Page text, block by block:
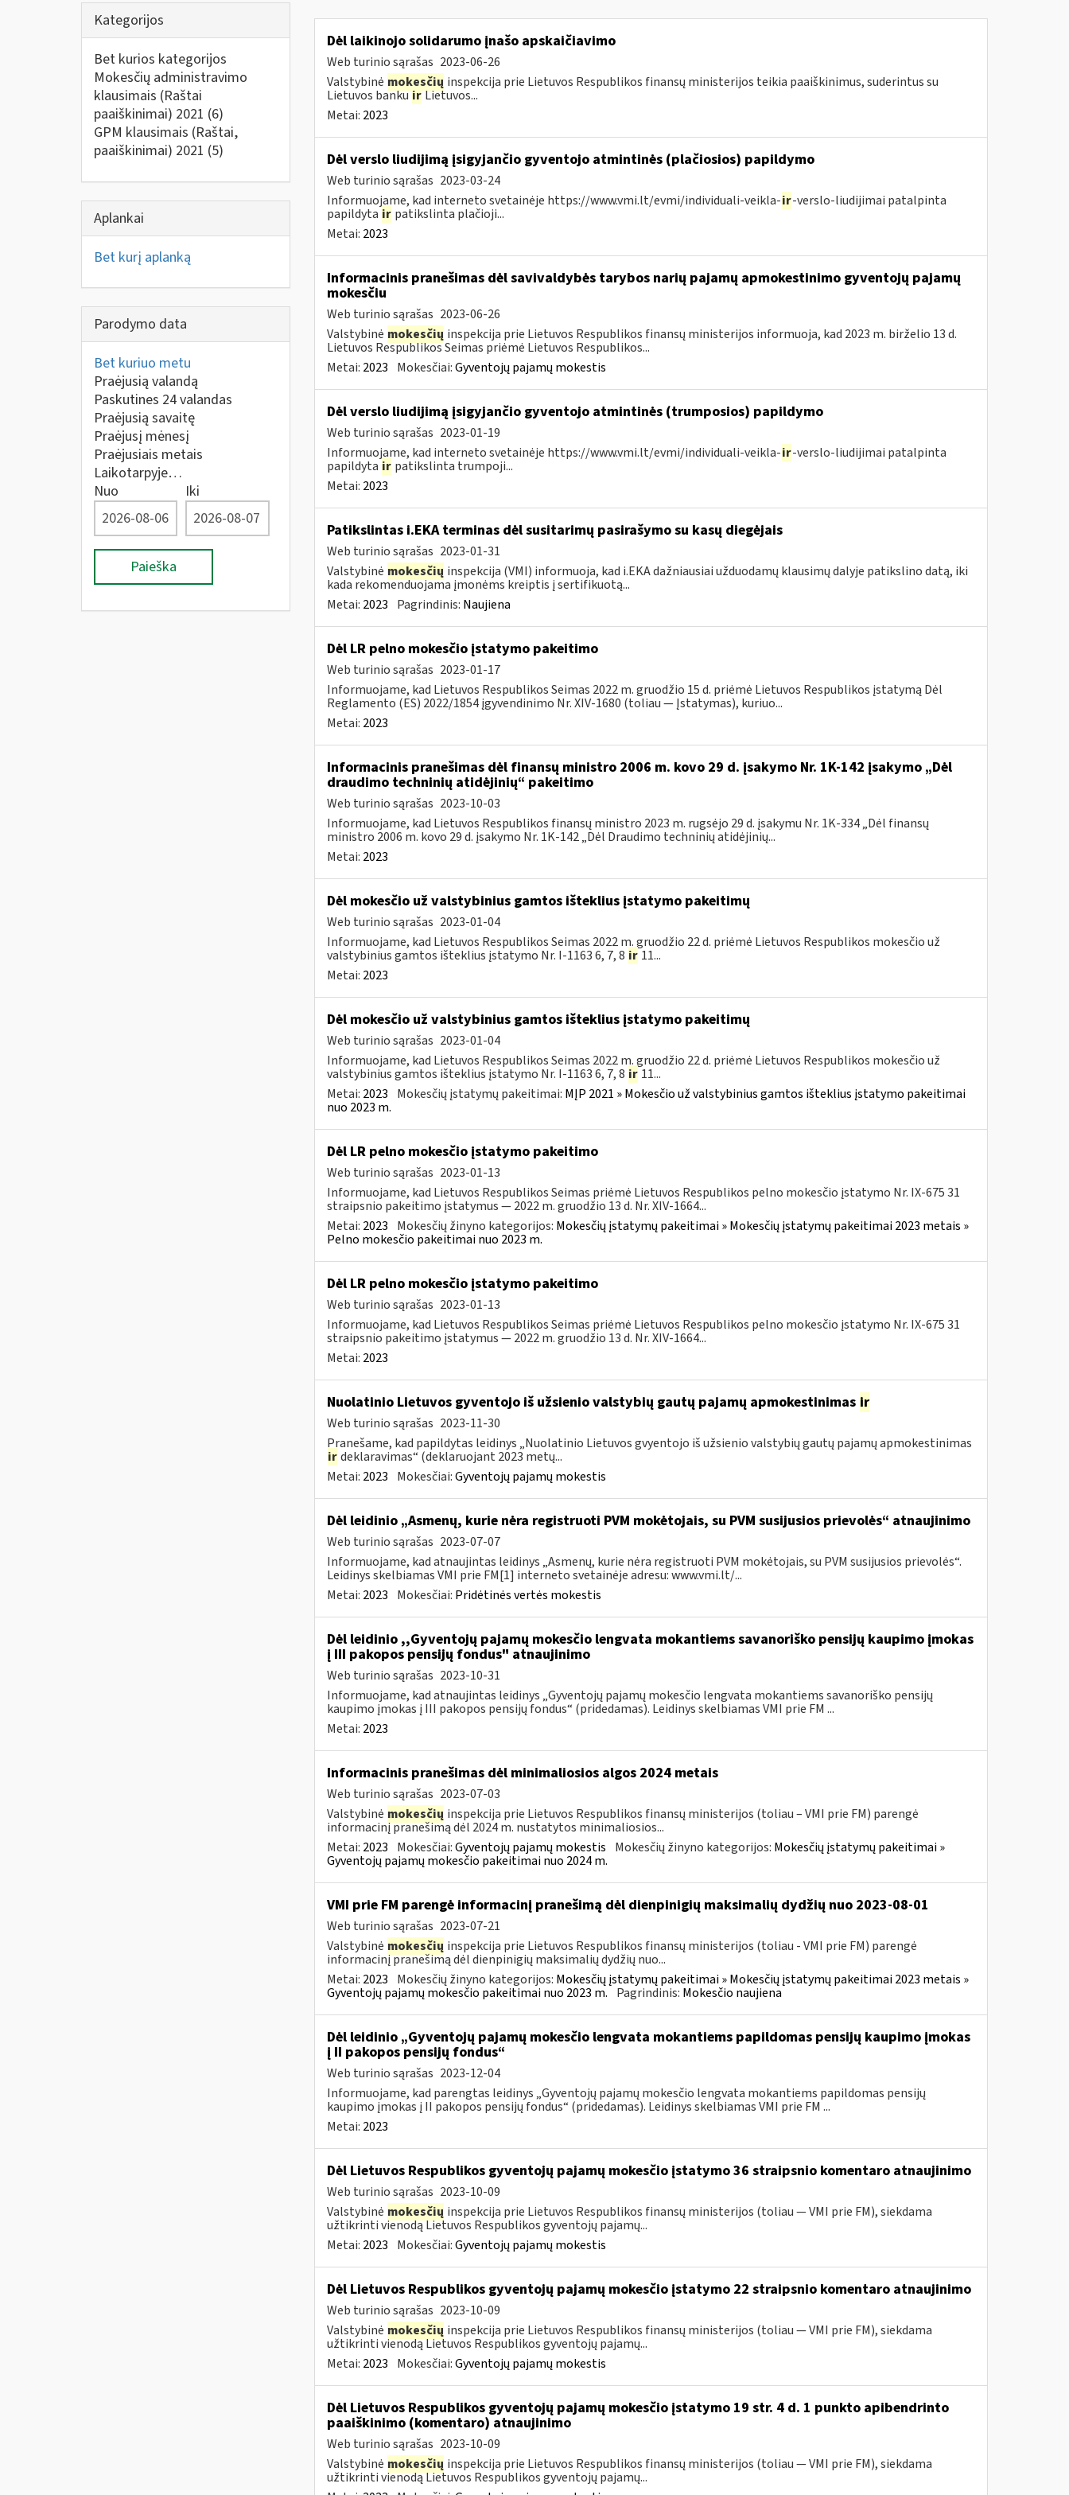
Kategorijos
Bet kurios kategorijos
Mokesčių administravimo
klausimais (Raštai
paaiškinimai) 2021 (6)
GPM klausimais (Raštai,
paaiškinimai) 2021 (5)
Aplankai
Bet kurį aplanką
Parodymo data
Bet kuriuo metu
Praėjusią valandą
Paskutines 24 valandas
Praėjusią savaitę
Praėjusį mėnesį
Praėjusiais metais
Laikotarpyje…
Nuo
Iki
Paieška
Dėl laikinojo solidarumo įnašo apskaičiavimo
Web turinio sąrašas 2023-06-26
Valstybinė mokesčių inspekcija prie Lietuvos Respublikos finansų ministerijos teikia paaiškinimus, suderintus su
Lietuvos bankuirLietuvos...
Metai: 2023
Dėl verslo liudijimą įsigyjančio gyventojo atmintinės (plačiosios) papildymo
Web turinio sąrašas 2023-03-24
Informuojame, kad interneto svetainėje https://www.vmi.lt/evmi/individuali-veikla-ir-verslo-liudijimai patalpinta
papildyta ir patikslinta plačioji...
Metai: 2023
Informacinis pranešimas dėl savivaldybės tarybos narių pajamų apmokestinimo gyventojų pajamų
mokesčiu
Web turinio sąrašas 2023-06-26
Valstybinė mokesčių inspekcija prie Lietuvos Respublikos finansų ministerijos informuoja, kad 2023 m. birželio 13 d.
Lietuvos Respublikos Seimas priėmė Lietuvos Respublikos...
Metai: 2023 Mokesčiai:Gyventojų pajamų mokestis
Dėl verslo liudijimą įsigyjančio gyventojo atmintinės (trumposios) papildymo
Web turinio sąrašas 2023-01-19
Informuojame, kad interneto svetainėje https://www.vmi.lt/evmi/individuali-veikla-ir-verslo-liudijimai patalpinta
papildyta ir patikslinta trumpoji...
Metai: 2023
Patikslintas i.EKA terminas dėl susitarimų pasirašymo su kasų diegėjais
Web turinio sąrašas 2023-01-31
Valstybinė mokesčių inspekcija (VMI) informuoja, kad i.EKA dažniausiai užduodamų klausimų dalyje patikslino datą, iki
kada rekomenduojama įmonėms kreiptis į sertifikuotą...
Metai: 2023 Pagrindinis: Naujiena
Dėl LR pelno mokesčio įstatymo pakeitimo
Web turinio sąrašas 2023-01-17
Informuojame, kad Lietuvos Respublikos Seimas 2022 m. gruodžio 15 d. priėmė Lietuvos Respublikos įstatymą Dėl
Reglamento (ES) 2022/1854 įgyvendinimo Nr. XIV-1680 (toliau — Įstatymas), kuriuo...
Metai: 2023
Informacinis pranešimas dėl finansų ministro 2006 m. kovo 29 d. įsakymo Nr. 1K-142 įsakymo „Dėl
draudimo techninių atidėjinių“ pakeitimo
Web turinio sąrašas 2023-10-03
Informuojame, kad Lietuvos Respublikos finansų ministro 2023 m. rugsėjo 29 d. įsakymu Nr. 1K-334 „Dėl finansų
ministro 2006 m. kovo 29 d. įsakymo Nr. 1K-142 „Dėl Draudimo techninių atidėjinių...
Metai: 2023
Dėl mokesčio už valstybinius gamtos išteklius įstatymo pakeitimų
Web turinio sąrašas 2023-01-04
Informuojame, kad Lietuvos Respublikos Seimas 2022 m. gruodžio 22 d. priėmė Lietuvos Respublikos mokesčio už
valstybinius gamtos išteklius įstatymo Nr. I-1163 6, 7, 8 ir 11...
Metai: 2023
Dėl mokesčio už valstybinius gamtos išteklius įstatymo pakeitimų
Web turinio sąrašas 2023-01-04
Informuojame, kad Lietuvos Respublikos Seimas 2022 m. gruodžio 22 d. priėmė Lietuvos Respublikos mokesčio už
valstybinius gamtos išteklius įstatymo Nr. I-1163 6, 7, 8 ir 11...
Metai: 2023 Mokesčių įstatymų pakeitimai: MĮP 2021 » Mokesčio už valstybinius gamtos išteklius įstatymo pakeitimai
nuo 2023 m.
Dėl LR pelno mokesčio įstatymo pakeitimo
Web turinio sąrašas 2023-01-13
Informuojame, kad Lietuvos Respublikos Seimas priėmė Lietuvos Respublikos pelno mokesčio įstatymo Nr. IX-675 31
straipsnio pakeitimo įstatymus — 2022 m. gruodžio 13 d. Nr. XIV-1664...
Metai: 2023 Mokesčių žinyno kategorijos: Mokesčių įstatymų pakeitimai » Mokesčių įstatymų pakeitimai 2023 metais »
Pelno mokesčio pakeitimai nuo 2023 m.
Dėl LR pelno mokesčio įstatymo pakeitimo
Web turinio sąrašas 2023-01-13
Informuojame, kad Lietuvos Respublikos Seimas priėmė Lietuvos Respublikos pelno mokesčio įstatymo Nr. IX-675 31
straipsnio pakeitimo įstatymus — 2022 m. gruodžio 13 d. Nr. XIV-1664...
Metai: 2023
Nuolatinio Lietuvos gyventojo iš užsienio valstybių gautų pajamų apmokestinimas ir
Web turinio sąrašas 2023-11-30
Pranešame, kad papildytas leidinys „Nuolatinio Lietuvos gvyentojo iš užsienio valstybių gautų pajamų apmokestinimas
ir deklaravimas“ (deklaruojant 2023 metų...
Metai: 2023 Mokesčiai:Gyventojų pajamų mokestis
Dėl leidinio „Asmenų, kurie nėra registruoti PVM mokėtojais, su PVM susijusios prievolės“ atnaujinimo
Web turinio sąrašas 2023-07-07
Informuojame, kad atnaujintas leidinys „Asmenų, kurie nėra registruoti PVM mokėtojais, su PVM susijusios prievolės“.
Leidinys skelbiamas VMI prie FM[1] interneto svetainėje adresu: www.vmi.lt/...
Metai: 2023 Mokesčiai: Pridėtinės vertės mokestis
Dėl leidinio ,,Gyventojų pajamų mokesčio lengvata mokantiems savanoriško pensijų kaupimo įmokas
į III pakopos pensijų fondus" atnaujinimo
Web turinio sąrašas 2023-10-31
Informuojame, kad atnaujintas leidinys „Gyventojų pajamų mokesčio lengvata mokantiems savanoriško pensijų
kaupimo įmokas į III pakopos pensijų fondus“ (pridedamas). Leidinys skelbiamas VMI prie FM ...
Metai: 2023
Informacinis pranešimas dėl minimaliosios algos 2024 metais
Web turinio sąrašas 2023-07-03
Valstybinė mokesčių inspekcija prie Lietuvos Respublikos finansų ministerijos (toliau – VMI prie FM) parengė
informacinį pranešimą dėl 2024 m. nustatytos minimaliosios...
Metai: 2023 Mokesčiai:Gyventojų pajamų mokestis Mokesčių žinyno kategorijos: Mokesčių įstatymų pakeitimai »
Gyventojų pajamų mokesčio pakeitimai nuo 2024 m.
VMI prie FM parengė informacinį pranešimą dėl dienpinigių maksimalių dydžių nuo 2023-08-01
Web turinio sąrašas 2023-07-21
Valstybinė mokesčių inspekcija prie Lietuvos Respublikos finansų ministerijos (toliau - VMI prie FM) parengė
informacinį pranešimą dėl dienpinigių maksimalių dydžių nuo...
Metai: 2023 Mokesčių žinyno kategorijos: Mokesčių įstatymų pakeitimai » Mokesčių įstatymų pakeitimai 2023 metais »
Gyventojų pajamų mokesčio pakeitimai nuo 2023 m. Pagrindinis: Mokesčio naujiena
Dėl leidinio „Gyventojų pajamų mokesčio lengvata mokantiems papildomas pensijų kaupimo įmokas
į II pakopos pensijų fondus“
Web turinio sąrašas 2023-12-04
Informuojame, kad parengtas leidinys „Gyventojų pajamų mokesčio lengvata mokantiems papildomas pensijų
kaupimo įmokas į II pakopos pensijų fondus“ (pridedamas). Leidinys skelbiamas VMI prie FM ...
Metai: 2023
Dėl Lietuvos Respublikos gyventojų pajamų mokesčio įstatymo 36 straipsnio komentaro atnaujinimo
Web turinio sąrašas 2023-10-09
Valstybinė mokesčių inspekcija prie Lietuvos Respublikos finansų ministerijos (toliau — VMI prie FM), siekdama
užtikrinti vienodą Lietuvos Respublikos gyventojų pajamų...
Metai: 2023 Mokesčiai:Gyventojų pajamų mokestis
Dėl Lietuvos Respublikos gyventojų pajamų mokesčio įstatymo 22 straipsnio komentaro atnaujinimo
Web turinio sąrašas 2023-10-09
Valstybinė mokesčių inspekcija prie Lietuvos Respublikos finansų ministerijos (toliau — VMI prie FM), siekdama
užtikrinti vienodą Lietuvos Respublikos gyventojų pajamų...
Metai: 2023 Mokesčiai:Gyventojų pajamų mokestis
Dėl Lietuvos Respublikos gyventojų pajamų mokesčio įstatymo 19 str. 4 d. 1 punkto apibendrinto
paaiškinimo (komentaro) atnaujinimo
Web turinio sąrašas 2023-10-09
Valstybinė mokesčių inspekcija prie Lietuvos Respublikos finansų ministerijos (toliau — VMI prie FM), siekdama
užtikrinti vienodą Lietuvos Respublikos gyventojų pajamų...